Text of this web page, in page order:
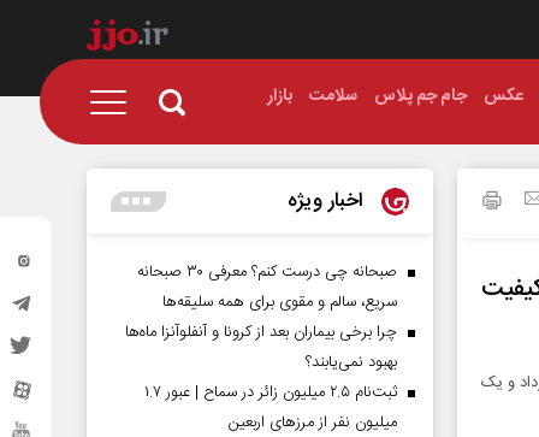
عکس جام جم پلاس سلامت بازار
و یک
اخبار ویژه
صبحانه چی درست کنم؟ معرفی ۳۰ صبحانه
سریع، سالم و مقوی برای همه سلیقه‌ها
چرا برخی بیماران بعد از کرونا و آنفلوآنزا ماه‌ها
بهبود نمی‌یابند؟
ثبت‌نام ۲.۵ میلیون زائر در سماح | عبور ۱.۷
میلیون نفر از مرز‌های اربعین